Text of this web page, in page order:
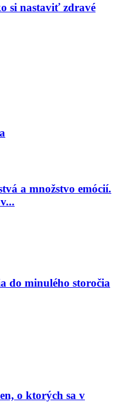
si nastaviť zdravé
a množstvo emócií.
do minulého storočia
o ktorých sa v